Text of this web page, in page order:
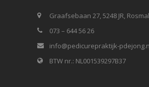
Graafsebaan 27, 5248 JR,
073 – 644 56 26
info@pedicurepraktijk-
BTW nr.: NL001539297B37